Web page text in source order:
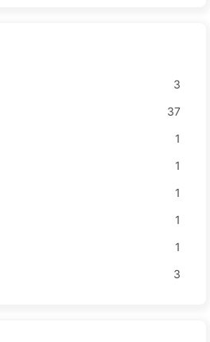
3
37
1
1
1
1
1
3